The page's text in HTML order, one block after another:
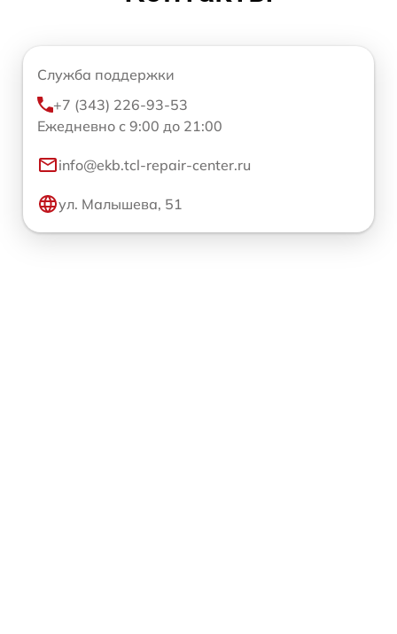
Служба поддержки
+7 (343) 226-93-53
Ежедневно с 9:00 до 21:00
info@ekb.tcl-repair-center.ru
ул. Малышева, 51